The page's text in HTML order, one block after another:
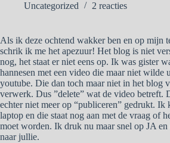
Uncategorized
2 reacties
Als ik deze ochtend wakker ben en op mijn
schrik ik me het apezuur! Het blog is niet
nog, het staat er niet eens op. Ik was gister
hannesen met een video die maar niet wilde
youtube. Die dan toch maar niet in het blog
verwerk. Dus ”delete” wat de video betreft.
echter niet meer op “publiceren” gedrukt.
laptop en die staat nog aan met de vraag of
moet worden. Ik druk nu maar snel op JA en
naar jullie.